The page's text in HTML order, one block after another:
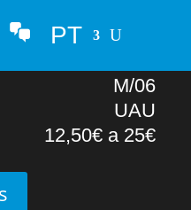
Whatsapp
PT
17H00
M/06
UAU
12,50€ a 25€